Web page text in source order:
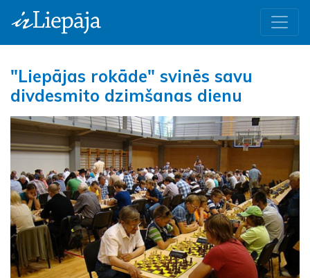
"Liepājas rokāde" svinēs savu
divdesmito dzimšanas dienu